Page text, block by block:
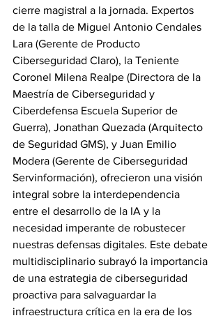
cierre magistral a la jornada. Expertos
de la talla de Miguel Antonio Cendales
Lara (Gerente de Producto
Ciberseguridad Claro), la Teniente
Coronel Milena Realpe (Directora de la
Maestría de Ciberseguridad y
Ciberdefensa Escuela Superior de
Guerra), Jonathan Quezada (Arquitecto
de Seguridad GMS), y Juan Emilio
Modera (Gerente de Ciberseguridad
Servinformación), ofrecieron una visión
integral sobre la interdependencia
entre el desarrollo de la IA y la
necesidad imperante de robustecer
nuestras defensas digitales. Este debate
multidisciplinario subrayó la importancia
de una estrategia de ciberseguridad
proactiva para salvaguardar la
infraestructura crítica en la era de los